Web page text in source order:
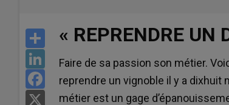
Share
LinkedIn
Facebook
« REPRENDRE UN
Faire de sa passion son métier.
reprendre un vignoble il y a dixhuit
métier est un gage